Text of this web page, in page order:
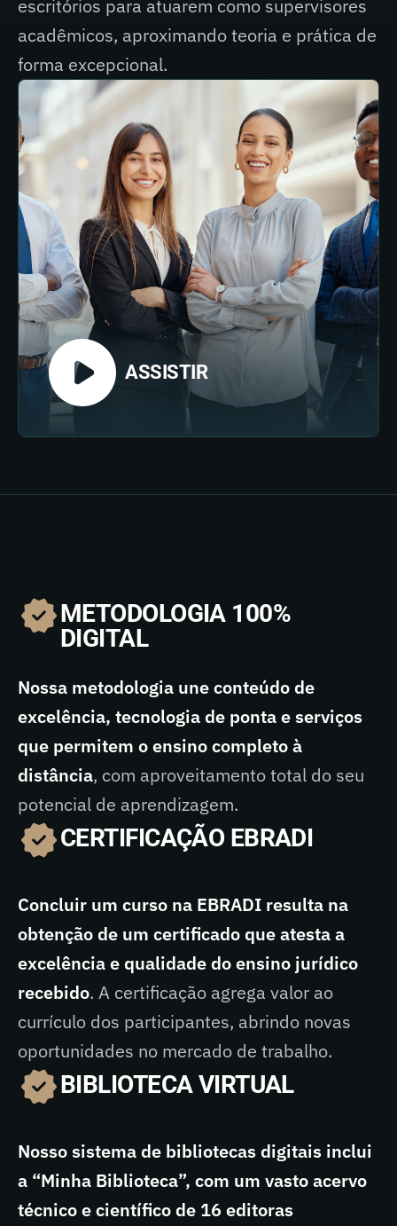
escritórios para atuarem como supervisores
acadêmicos, aproximando teoria e prática de
forma excepcional.
ASSISTIR
METODOLOGIA 100%
DIGITAL
Nossa metodologia une conteúdo de
excelência, tecnologia de ponta e serviços
que permitem o ensino completo à
distância, com aproveitamento total do seu
potencial de aprendizagem.
CERTIFICAÇÃO EBRADI
Concluir um curso na EBRADI resulta na
obtenção de um certificado que atesta a
excelência e qualidade do ensino jurídico
recebido. A certificação agrega valor ao
currículo dos participantes, abrindo novas
oportunidades no mercado de trabalho.
BIBLIOTECA VIRTUAL
Nosso sistema de bibliotecas digitais inclui
a “Minha Biblioteca”, com um vasto acervo
técnico e científico de 16 editoras